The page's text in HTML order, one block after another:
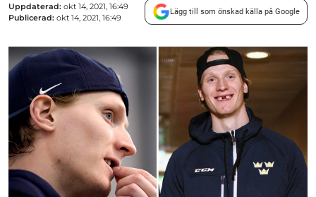
Uppdaterad: okt 14, 2021, 16:49
Publicerad: okt 14, 2021, 16:49
Lägg till som önskad källa på Google